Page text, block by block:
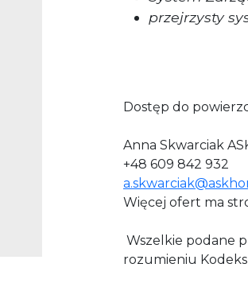
przejrzysty
Dostęp do
Anna Skwarciak
+48 609 842 932
Więcej ofert ma
Wszelkie podane
rozumieniu